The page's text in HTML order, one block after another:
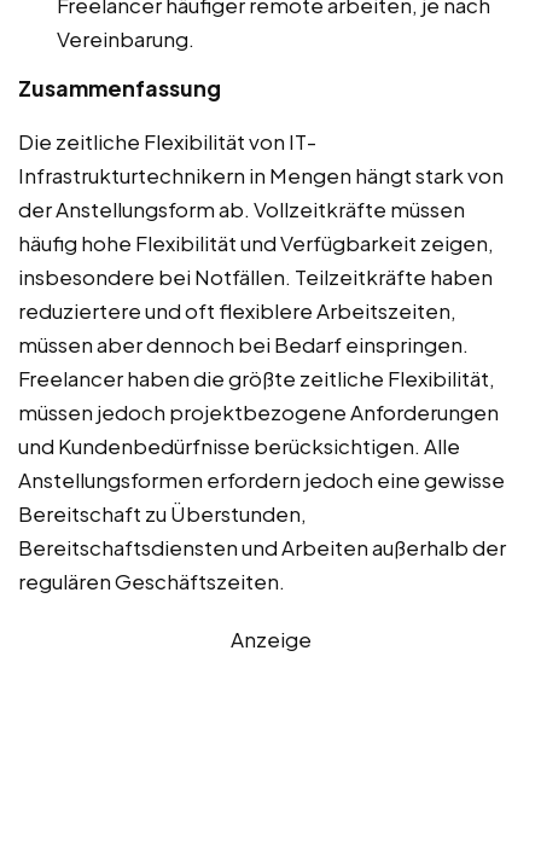
Vereinbarung.
Zusammenfassung
Die zeitliche Flexibilität von IT-
Infrastrukturtechnikern in Mengen hängt stark von
der Anstellungsform ab. Vollzeitkräfte müssen
häufig hohe Flexibilität und Verfügbarkeit zeigen,
insbesondere bei Notfällen. Teilzeitkräfte haben
reduziertere und oft flexiblere Arbeitszeiten,
müssen aber dennoch bei Bedarf einspringen.
Freelancer haben die größte zeitliche Flexibilität,
müssen jedoch projektbezogene Anforderungen
und Kundenbedürfnisse berücksichtigen. Alle
Anstellungsformen erfordern jedoch eine gewisse
Bereitschaft zu Überstunden,
Bereitschaftsdiensten und Arbeiten außerhalb der
regulären Geschäftszeiten.
Anzeige